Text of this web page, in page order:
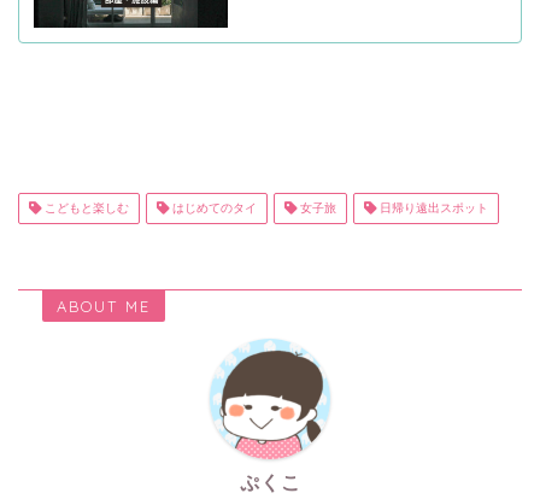
こどもと楽しむ はじめてのタイ 女子旅 日帰り遠出スポット
ABOUT ME
ぷくこ